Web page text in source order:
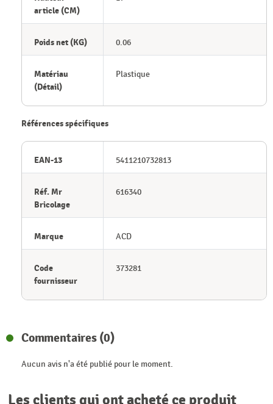
article (CM)
Poids net (KG) 0.06
Matériau
(Détail)
Plastique
Références spécifiques
EAN-13 5411210732813
Réf. Mr
Bricolage
616340
Marque ACD
Code
fournisseur
373281
Commentaires (0)
Aucun avis n'a été publié pour le moment.
Les clients qui ont acheté ce produit